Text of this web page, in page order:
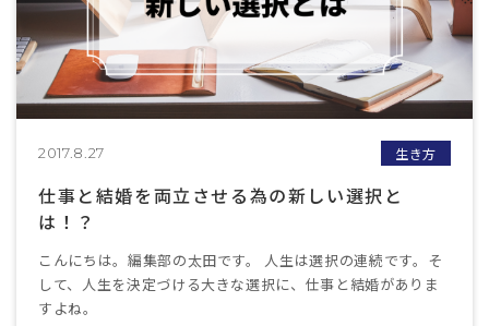
2017.8.27 生き方
仕事と結婚を両立させる為の新しい選択と
は！？
こんにちは。編集部の太田です。 人生は選択の連続です。そ
して、人生を決定づける大きな選択に、仕事と結婚がありま
すよね。